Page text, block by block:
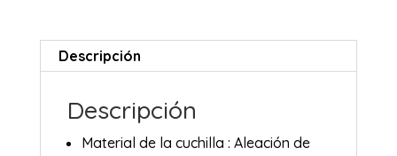
Descripción
Descripción
Material de la cuchilla : Aleación de